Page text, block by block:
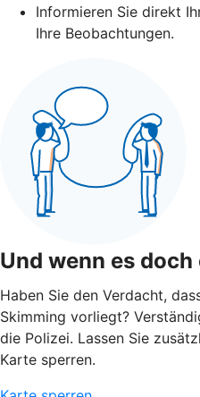
Informieren Sie direkt
Ihre Beobachtungen.
Und wenn es
Haben Sie den Verdacht,
Skimming vorliegt?
die Polizei. Lassen Sie
Karte sperren.